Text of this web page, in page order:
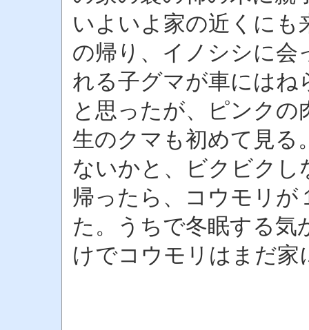
いよいよ家の近くにも
の帰り、イノシシに
れる子グマが車には
と思ったが、ピンク
生のクマも初めて見る
ないかと、ビクビクし
帰ったら、コウモリが
た。うちで冬眠する気
けでコウモリはまだ家